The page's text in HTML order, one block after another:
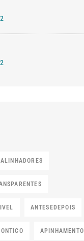
ALINHADORES
ANTESEDEPOIS
APINHAMENTO